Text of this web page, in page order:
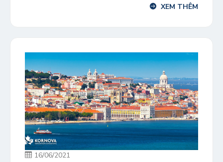
COVID-19 và người có kết quả xét nghiệm PCR
XEM THÊM
16/06/2021